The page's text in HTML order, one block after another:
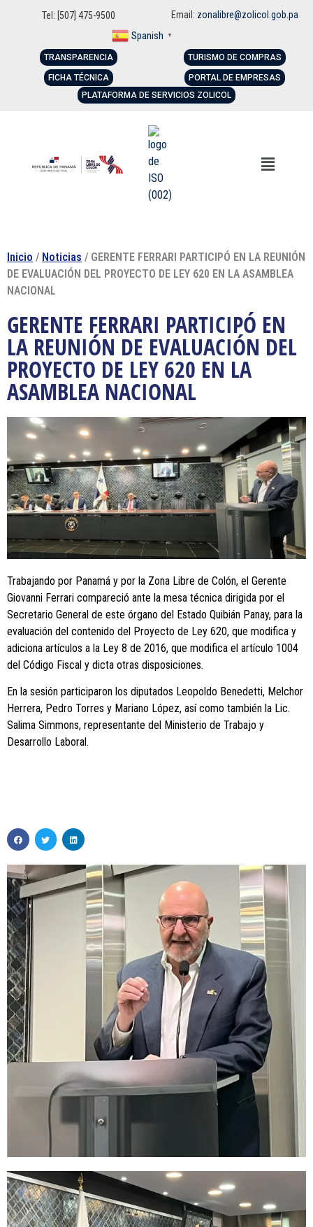
Tel: [507] 475-9500 Email: zonalibre@zolicol.gob.pa
Spanish ▼
TRANSPARENCIA
FICHA TÉCNICA
TURISMO DE COMPRAS
PORTAL DE EMPRESAS
PLATAFORMA DE SERVICIOS ZOLICOL
Inicio / Noticias / GERENTE FERRARI PARTICIPÓ EN LA REUNIÓN
DE EVALUACIÓN DEL PROYECTO DE LEY 620 EN LA ASAMBLEA
NACIONAL
GERENTE FERRARI PARTICIPÓ EN
LA REUNIÓN DE EVALUACIÓN DEL
PROYECTO DE LEY 620 EN LA
ASAMBLEA NACIONAL
Trabajando por Panamá y por la Zona Libre de Colón, el Gerente
Giovanni Ferrari compareció ante la mesa técnica dirigida por el
Secretario General de este órgano del Estado Quibián Panay, para la
evaluación del contenido del Proyecto de Ley 620, que modifica y
adiciona artículos a la Ley 8 de 2016, que modifica el artículo 1004
del Código Fiscal y dicta otras disposiciones.
En la sesión participaron los diputados Leopoldo Benedetti, Melchor
Herrera, Pedro Torres y Mariano López, así como también la Lic.
Salima Simmons, representante del Ministerio de Trabajo y
Desarrollo Laboral.